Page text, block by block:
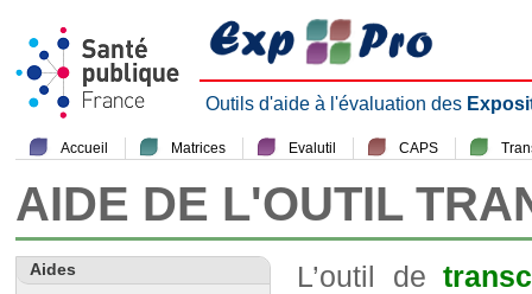
Outils d'aide à l'évaluation des
Accueil Matrices Evalutil CAPS
AIDE DE L'OUTIL
Aides L’outil de